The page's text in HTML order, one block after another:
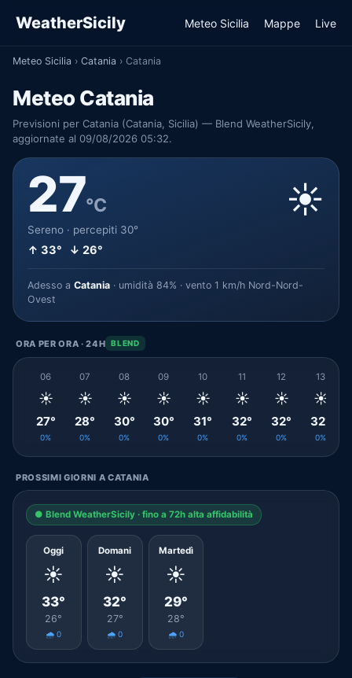
WeatherSicily Meteo Sicilia Mappe Live
Meteo Sicilia › Catania › Catania
Meteo Catania
Previsioni per Catania (Catania, Sicilia) — Blend WeatherSicily,
aggiornate al 09/08/2026 05:32.
27°C
Sereno · percepiti 30°
↑ 33° ↓ 26°
☀️
Adesso a Catania · umidità 84% · vento 1 km/h Nord-Nord-
Ovest
ORA PER ORA · 24H BLEND
06
☀️
27°
0%
07
☀️
28°
0%
08
☀️
30°
0%
09
☀️
30°
0%
10
☀️
31°
0%
11
☀️
32°
0%
12
☀️
32°
0%
13
☀️
32°
0%
PROSSIMI GIORNI A CATANIA
● Blend WeatherSicily · fino a 72h alta affidabilità
Oggi
☀️
33°
26°
🌧️ 0
Domani
☀️
32°
27°
🌧️ 0
Martedì
☀️
29°
28°
🌧️ 0